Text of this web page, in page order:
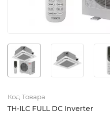
Код Товара
TH-ILC FULL DC Inverter